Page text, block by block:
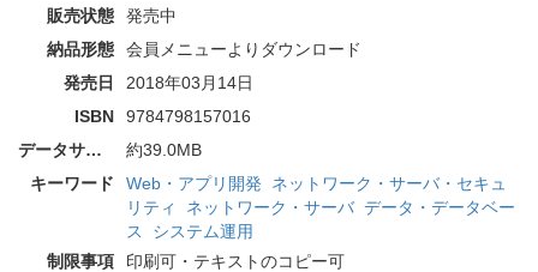
販売状態
発売中
納品形態
会員メニューよりダウンロード
発売日
2018年03月14日
ISBN
9784798157016
データサイズ
約39.0MB
キーワード
Web・アプリ開発
ネットワーク・サーバ・セキュ
リティ
ネットワーク・サーバ データ・データベー
ス
システム運用
制限事項
印刷可・テキストのコピー可